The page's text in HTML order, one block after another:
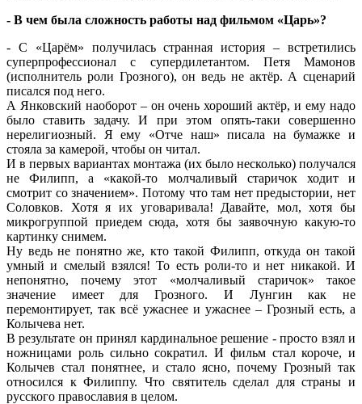
- В чем была сложность работы над фильмом «Царь»?
- С «Царём» получилась странная история – встретились
суперпрофессионал с супердилетантом. Петя Мамонов
(исполнитель роли Грозного), он ведь не актёр. А сценарий
писался под него.
А Янковский наоборот – он очень хороший актёр, и ему надо
было ставить задачу. И при этом опять-таки совершенно
нерелигиозный. Я ему «Отче наш» писала на бумажке и
стояла за камерой, чтобы он читал.
И в первых вариантах монтажа (их было несколько) получался
не Филипп, а «какой-то молчаливый старичок ходит и
смотрит со значением». Потому что там нет предыстории, нет
Соловков. Хотя я их уговаривала! Давайте, мол, хотя бы
микрогруппой приедем сюда, хотя бы заявочную какую-то
картинку снимем.
Ну ведь не понятно же, кто такой Филипп, откуда он такой
умный и смелый взялся! То есть роли-то и нет никакой. И
непонятно, почему этот «молчаливый старичок» такое
значение имеет для Грозного. И Лунгин как не
перемонтирует, так всё ужаснее и ужаснее – Грозный есть, а
Колычева нет.
В результате он принял кардинальное решение - просто взял и
ножницами роль сильно сократил. И фильм стал короче, и
Колычев стал понятнее, и стало ясно, почему Грозный так
относился к Филиппу. Что святитель сделал для страны и
русского православия в целом.